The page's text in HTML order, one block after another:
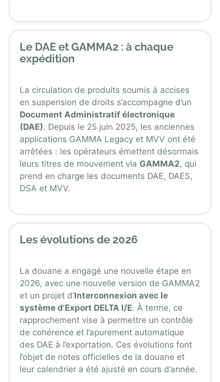
Le DAE et GAMMA2 : à chaque
expédition
La circulation de produits soumis à accises
en suspension de droits s’accompagne d’un
Document Administratif électronique
(DAE). Depuis le 25 juin 2025, les anciennes
applications GAMMA Legacy et MVV ont été
arrêtées : les opérateurs émettent désormais
leurs titres de mouvement via GAMMA2, qui
prend en charge les documents DAE, DAES,
DSA et MVV.
Les évolutions de 2026
La douane a engagé une nouvelle étape en
2026, avec une nouvelle version de GAMMA2
et un projet d’Interconnexion avec le
système d’Export DELTA I/E. À terme, ce
rapprochement vise à permettre un contrôle
de cohérence et l’apurement automatique
des DAE à l’exportation. Ces évolutions font
l’objet de notes officielles de la douane et
leur calendrier a été ajusté en cours d’année.